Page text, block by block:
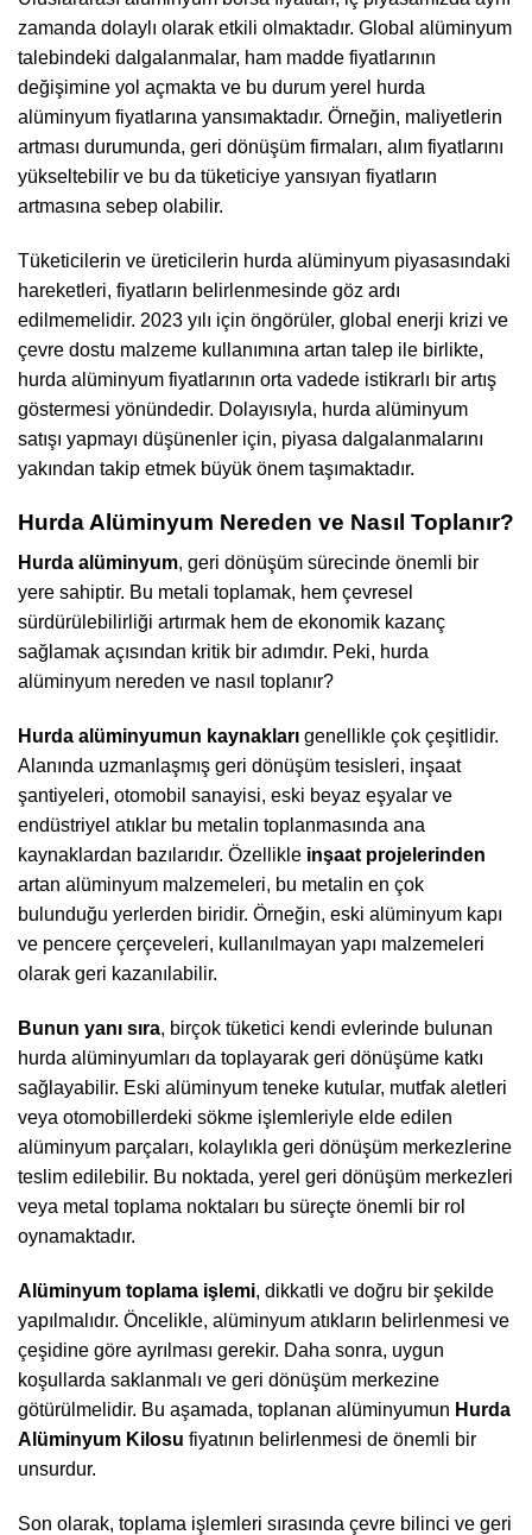
zamanda dolaylı olarak etkili olmaktadır. Global alüminyum
talebindeki dalgalanmalar, ham madde fiyatlarının
değişimine yol açmakta ve bu durum yerel hurda
alüminyum fiyatlarına yansımaktadır. Örneğin, maliyetlerin
artması durumunda, geri dönüşüm firmaları, alım fiyatlarını
yükseltebilir ve bu da tüketiciye yansıyan fiyatların
artmasına sebep olabilir.
Tüketicilerin ve üreticilerin hurda alüminyum piyasasındaki
hareketleri, fiyatların belirlenmesinde göz ardı
edilmemelidir. 2023 yılı için öngörüler, global enerji krizi ve
çevre dostu malzeme kullanımına artan talep ile birlikte,
hurda alüminyum fiyatlarının orta vadede istikrarlı bir artış
göstermesi yönündedir. Dolayısıyla, hurda alüminyum
satışı yapmayı düşünenler için, piyasa dalgalanmalarını
yakından takip etmek büyük önem taşımaktadır.
Hurda Alüminyum Nereden ve Nasıl Toplanır?
Hurda alüminyum, geri dönüşüm sürecinde önemli bir
yere sahiptir. Bu metali toplamak, hem çevresel
sürdürülebilirliği artırmak hem de ekonomik kazanç
sağlamak açısından kritik bir adımdır. Peki, hurda
alüminyum nereden ve nasıl toplanır?
Hurda alüminyumun kaynakları genellikle çok çeşitlidir.
Alanında uzmanlaşmış geri dönüşüm tesisleri, inşaat
şantiyeleri, otomobil sanayisi, eski beyaz eşyalar ve
endüstriyel atıklar bu metalin toplanmasında ana
kaynaklardan bazılarıdır. Özellikle inşaat projelerinden
artan alüminyum malzemeleri, bu metalin en çok
bulunduğu yerlerden biridir. Örneğin, eski alüminyum kapı
ve pencere çerçeveleri, kullanılmayan yapı malzemeleri
olarak geri kazanılabilir.
Bunun yanı sıra, birçok tüketici kendi evlerinde bulunan
hurda alüminyumları da toplayarak geri dönüşüme katkı
sağlayabilir. Eski alüminyum teneke kutular, mutfak aletleri
veya otomobillerdeki sökme işlemleriyle elde edilen
alüminyum parçaları, kolaylıkla geri dönüşüm merkezlerine
teslim edilebilir. Bu noktada, yerel geri dönüşüm merkezleri
veya metal toplama noktaları bu süreçte önemli bir rol
oynamaktadır.
Alüminyum toplama işlemi, dikkatli ve doğru bir şekilde
yapılmalıdır. Öncelikle, alüminyum atıkların belirlenmesi ve
çeşidine göre ayrılması gerekir. Daha sonra, uygun
koşullarda saklanmalı ve geri dönüşüm merkezine
götürülmelidir. Bu aşamada, toplanan alüminyumun Hurda
Alüminyum Kilosu fiyatının belirlenmesi de önemli bir
unsurdur.
Son olarak, toplama işlemleri sırasında çevre bilinci ve geri